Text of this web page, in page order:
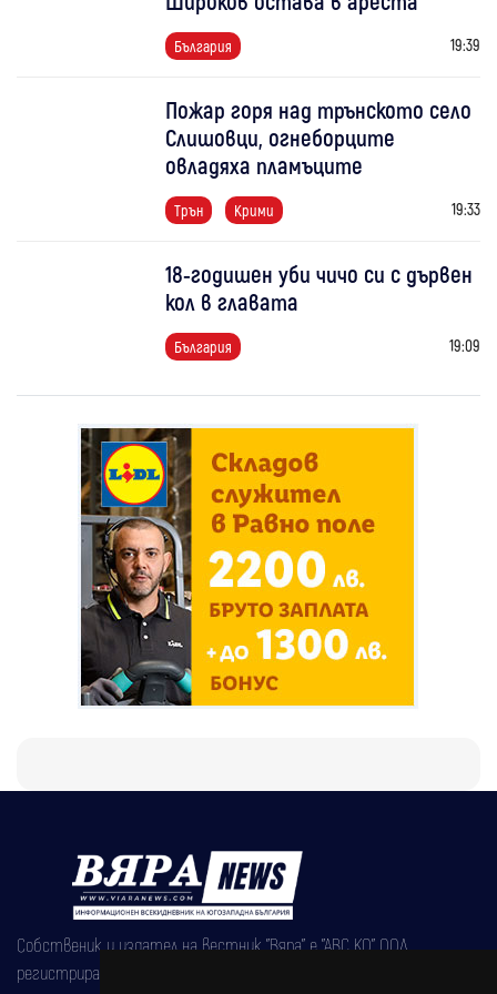
България 19:39
Пожар горя над трънското село
Слишовци, огнеборците
овладяха пламъците
Трън Крими 19:33
18-годишен уби чичо си с дървен
кол в главата
България 19:09
Собственик и издател на вестник "Вяра" е "АВС КО" ООД,
регистрирана на 08.05.2002 година.